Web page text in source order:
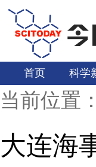
首页 科学
当前位置：
大连海